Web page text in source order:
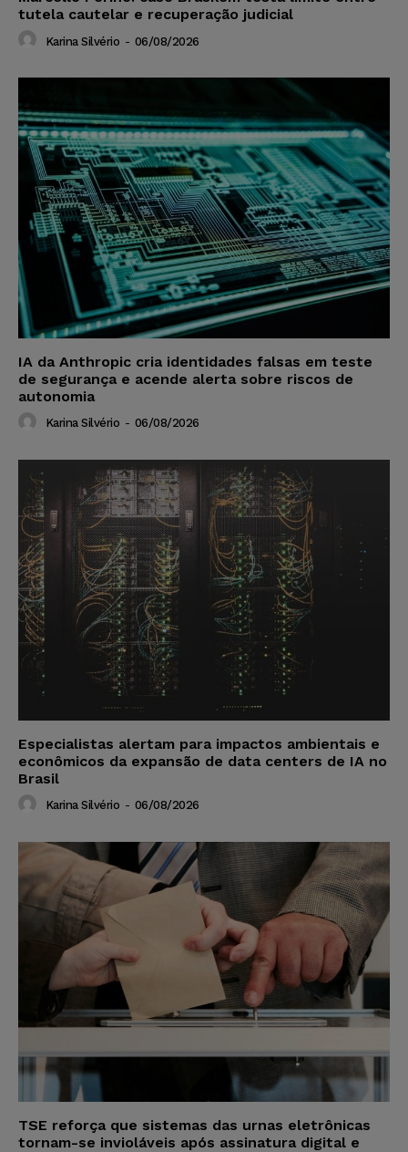
tutela cautelar e recuperação judicial
Karina Silvério - 06/08/2026
IA da Anthropic cria identidades falsas em teste
de segurança e acende alerta sobre riscos de
autonomia
Karina Silvério - 06/08/2026
Especialistas alertam para impactos ambientais e
econômicos da expansão de data centers de IA no
Brasil
Karina Silvério - 06/08/2026
TSE reforça que sistemas das urnas eletrônicas
tornam-se invioláveis após assinatura digital e